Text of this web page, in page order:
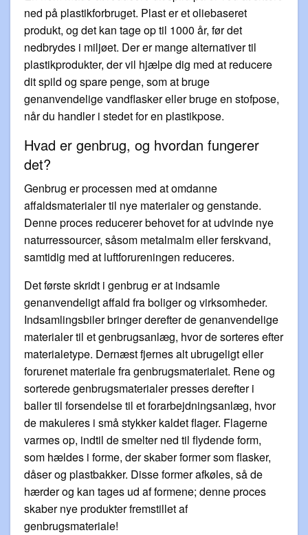
ned på plastikforbruget. Plast er et oliebaseret
produkt, og det kan tage op til 1000 år, før det
nedbrydes i miljøet. Der er mange alternativer til
plastikprodukter, der vil hjælpe dig med at reducere
dit spild og spare penge, som at bruge
genanvendelige vandflasker eller bruge en stofpose,
når du handler i stedet for en plastikpose.
Hvad er genbrug, og hvordan fungerer
det?
Genbrug er processen med at omdanne
affaldsmaterialer til nye materialer og genstande.
Denne proces reducerer behovet for at udvinde nye
naturressourcer, såsom metalmalm eller ferskvand,
samtidig med at luftforureningen reduceres.
Det første skridt i genbrug er at indsamle
genanvendeligt affald fra boliger og virksomheder.
Indsamlingsbiler bringer derefter de genanvendelige
materialer til et genbrugsanlæg, hvor de sorteres efter
materialetype. Dernæst fjernes alt ubrugeligt eller
forurenet materiale fra genbrugsmaterialet. Rene og
sorterede genbrugsmaterialer presses derefter i
baller til forsendelse til et forarbejdningsanlæg, hvor
de makuleres i små stykker kaldet flager. Flagerne
varmes op, indtil de smelter ned til flydende form,
som hældes i forme, der skaber former som flasker,
dåser og plastbakker. Disse former afkøles, så de
hærder og kan tages ud af formene; denne proces
skaber nye produkter fremstillet af
genbrugsmateriale!